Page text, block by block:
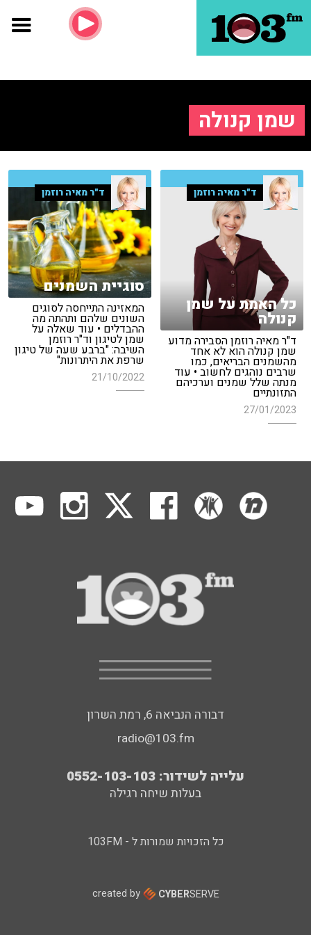
שמן קנולה
ד"ר מאיה רוזמן
כל האמת על שמן
קנולה
ד"ר מאיה רוזמן הסבירה מדוע
שמן קנולה הוא לא אחד
מהשמנים הבריאים, כמו
שרבים נוהגים לחשוב • עוד
מנתה שלל שמנים וערכיהם
התזונתיים
27/01/2023
ד"ר מאיה רוזמן
סוגיית השמנים
המאזינה התייחסה לסוגים
השונים שלהם ותהתה מה
ההבדלים • עוד שאלה על
שמן לטיגון וד"ר רוזמן
השיבה: "ברבע שעה של טיגון
שרפת את היתרונות"
21/10/2022
דבורה הנביאה 6, רמת השרון
radio@103.fm
עלייה לשידור: 0552-103-103
בעלות שיחה רגילה
כל הזכויות שמורות ל - 103FM
created by CYBERSERVE